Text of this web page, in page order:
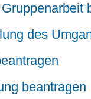
des
beantragen